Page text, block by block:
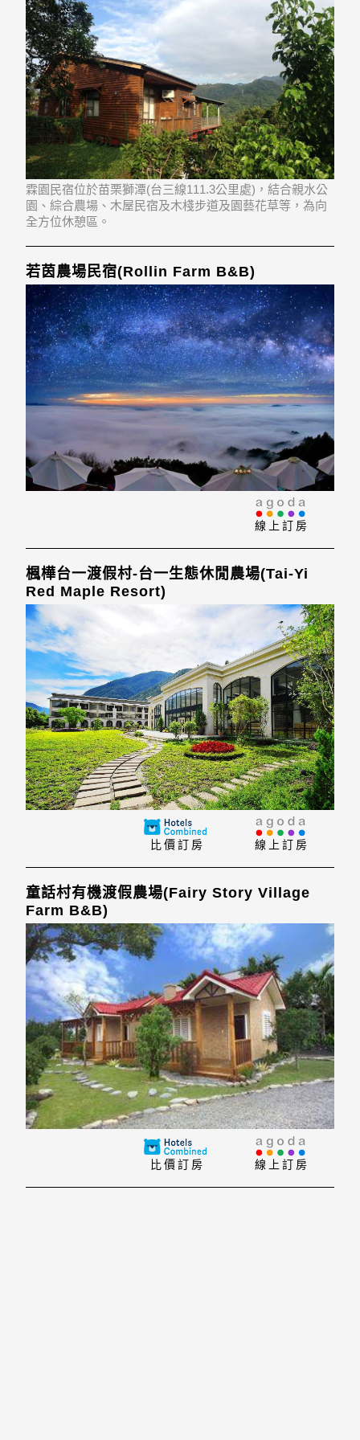
霖園民宿位於苗栗獅潭(台三線111.3公里處)，結合親水公
園、綜合農場、木屋民宿及木棧步道及園藝花草等，為向
全方位休憩區。
若茵農場民宿(Rollin Farm B&B)
線上訂房
楓樺台一渡假村-台一生態休閒農場(Tai-Yi
Red Maple Resort)
線上訂房
比價訂房
童話村有機渡假農場(Fairy Story Village
Farm B&B)
線上訂房
比價訂房